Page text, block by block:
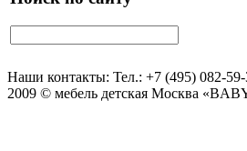
Наши контакты: Тел.: +7 (495) 082-
2009 © мебель детская Москва